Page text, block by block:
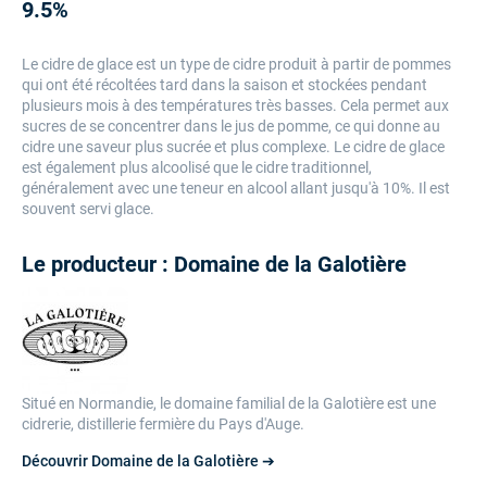
9.5%
Le cidre de glace est un type de cidre produit à partir de pommes
qui ont été récoltées tard dans la saison et stockées pendant
plusieurs mois à des températures très basses. Cela permet aux
sucres de se concentrer dans le jus de pomme, ce qui donne au
cidre une saveur plus sucrée et plus complexe. Le cidre de glace
est également plus alcoolisé que le cidre traditionnel,
généralement avec une teneur en alcool allant jusqu'à 10%. Il est
souvent servi glace.
Le producteur : Domaine de la Galotière
Situé en Normandie, le domaine familial de la Galotière est une
cidrerie, distillerie fermière du Pays d'Auge.
Découvrir Domaine de la Galotière ➔